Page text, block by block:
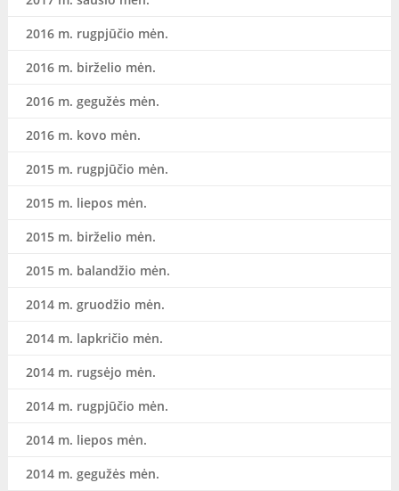
2016 m. rugpjūčio mėn.
2016 m. birželio mėn.
2016 m. gegužės mėn.
2016 m. kovo mėn.
2015 m. rugpjūčio mėn.
2015 m. liepos mėn.
2015 m. birželio mėn.
2015 m. balandžio mėn.
2014 m. gruodžio mėn.
2014 m. lapkričio mėn.
2014 m. rugsėjo mėn.
2014 m. rugpjūčio mėn.
2014 m. liepos mėn.
2014 m. gegužės mėn.